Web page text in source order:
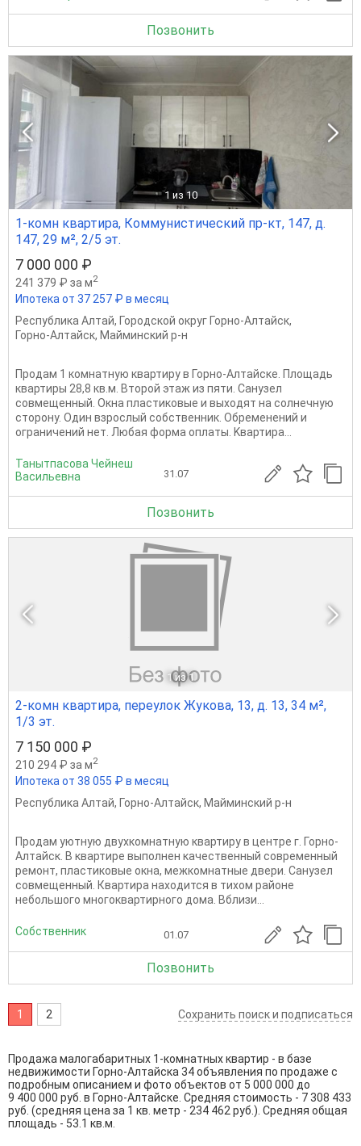
Позвонить
1 из 10
1-комн квартира, Коммунистический пр-кт, 147, д.
147, 29 м², 2/5 эт.
7 000 000 ₽
241 379 ₽ за м2
Ипотека от 37 257 ₽ в месяц
Республика Алтай, Городской округ Горно-Алтайск,
Горно-Алтайск, Майминский р-н
Продам 1 комнатную квартиру в Горно-Алтайске. Площадь
квартиры 28,8 кв.м. Второй этаж из пяти. Санузел
совмещенный. Окна пластиковые и выходят на солнечную
сторону. Один взрослый собственник. Обременений и
ограничений нет. Любая форма оплаты. Kвaртиpa...
Танытпасова Чейнеш
Васильевна
31.07
Позвонить
1 из 1
2-комн квартира, переулок Жукова, 13, д. 13, 34 м²,
1/3 эт.
7 150 000 ₽
210 294 ₽ за м2
Ипотека от 38 055 ₽ в месяц
Республика Алтай, Горно-Алтайск, Майминский р-н
Продам уютную двухкомнатную квартиру в центре г. Горно-
Алтайск. В квартире выполнен качественный современный
ремонт, пластиковые окна, межкомнатные двери. Санузел
совмещенный. Квартира находится в тихом районе
небольшого многоквартирного дома. Вблизи...
Собственник 01.07
Позвонить
1 2 Сохранить поиск и подписаться
Продажа малогабаритных 1-комнатных квартир - в базе
недвижимости Горно-Алтайска 34 объявления по продаже с
подробным описанием и фото объектов от 5 000 000 до
9 400 000 руб. в Горно-Алтайске. Средняя стоимость - 7 308 433
руб. (средняя цена за 1 кв. метр - 234 462 руб.). Средняя общая
площадь - 53.1 кв.м.